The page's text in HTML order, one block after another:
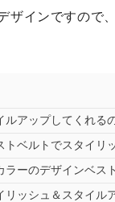
ザインですので
ルアップしてくれる
トベルトでスタイリ
ラーのデザインベス
リッシュ＆スタイル